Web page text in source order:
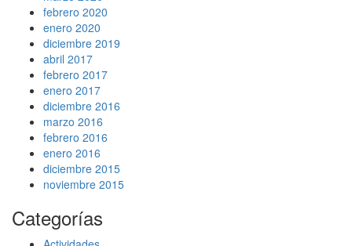
febrero 2020
enero 2020
diciembre 2019
abril 2017
febrero 2017
enero 2017
diciembre 2016
marzo 2016
febrero 2016
enero 2016
diciembre 2015
noviembre 2015
Categorías